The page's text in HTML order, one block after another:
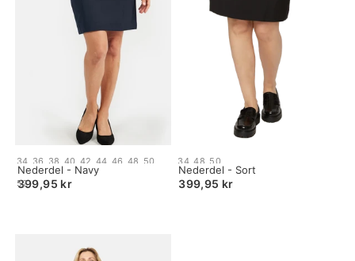
Nederdel - Navy
399,95 kr
Size:
34
selected
34 36 38 40 42 44 46 48 50
52
Nederdel - Sort
399,95 kr
Size:
34
selected
34 48 50